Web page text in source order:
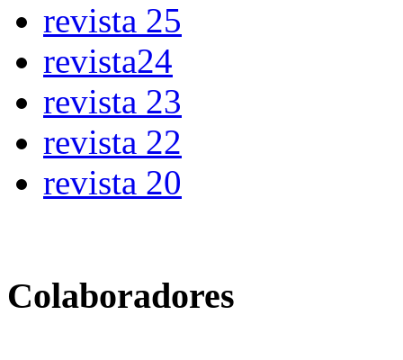
revista 25
revista24
revista 23
revista 22
revista 20
Colaboradores